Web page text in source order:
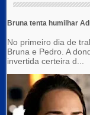
Bruna tenta humilhar
No primeiro dia de
Bruna e Pedro. A
invertida certeira d...